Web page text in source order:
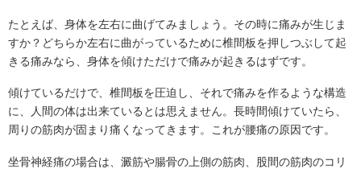
たとえば、身体を左右に曲げてみましょう。その時に痛みが生じま
すか？どちらか左右に曲がっているために椎間板を押しつぶして起
きる痛みなら、身体を傾けただけで痛みが起きるはずです。
傾けているだけで、椎間板を圧迫し、それで痛みを作るような構造
に、人間の体は出来ているとは思えません。長時間傾けていたら、
周りの筋肉が固まり痛くなってきます。これが腰痛の原因です。
坐骨神経痛の場合は、澱筋や腸骨の上側の筋肉、股間の筋肉のコリ